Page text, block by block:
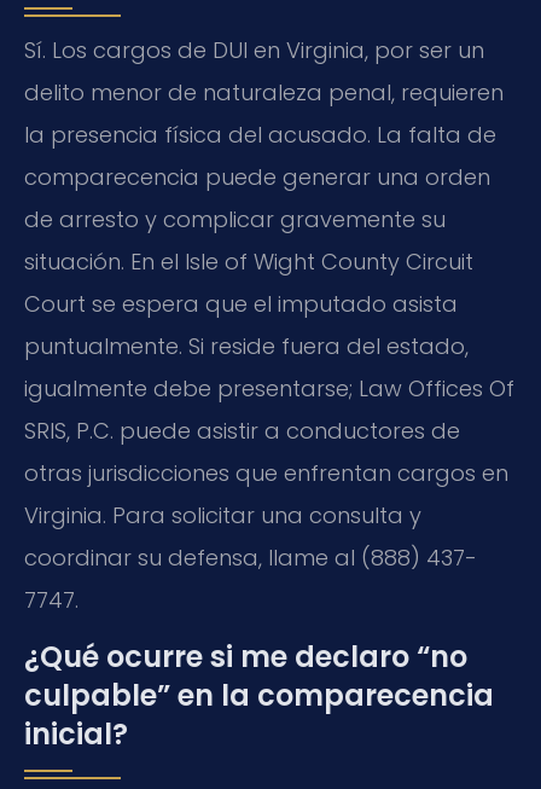
Sí. Los cargos de DUI en Virginia, por ser un
delito menor de naturaleza penal, requieren
la presencia física del acusado. La falta de
comparecencia puede generar una orden
de arresto y complicar gravemente su
situación. En el Isle of Wight County Circuit
Court se espera que el imputado asista
puntualmente. Si reside fuera del estado,
igualmente debe presentarse; Law Offices Of
SRIS, P.C. puede asistir a conductores de
otras jurisdicciones que enfrentan cargos en
Virginia. Para solicitar una consulta y
coordinar su defensa, llame al (888) 437-
7747.
¿Qué ocurre si me declaro “no
culpable” en la comparecencia
inicial?